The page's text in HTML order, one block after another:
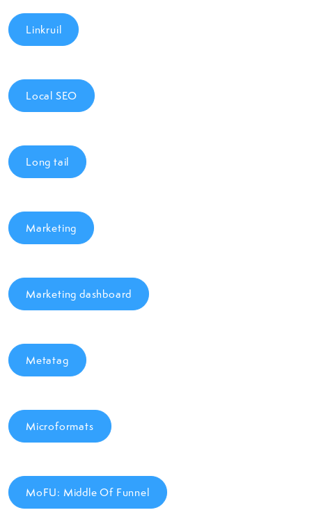
Linkruil
Local SEO
Long tail
Marketing
Marketing dashboard
Metatag
Microformats
MoFU: Middle Of Funnel